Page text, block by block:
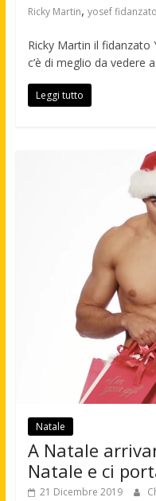
Ricky Martin, yosef
Ricky Martin il fidanzato
c’è di meglio da vedere
Leggi tutto
Natale
A Natale
Natale e ci
21 Dicembre 2019